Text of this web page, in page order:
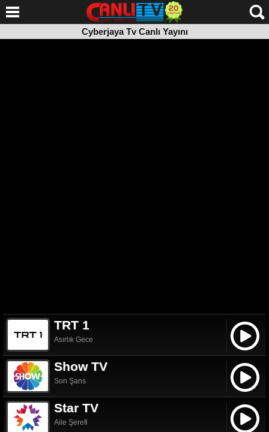
Cyberjaya Tv Canlı Yayını
TRT 1
Asırlık Gece
Show TV
Son Şans
Star TV
Aile Şerefi